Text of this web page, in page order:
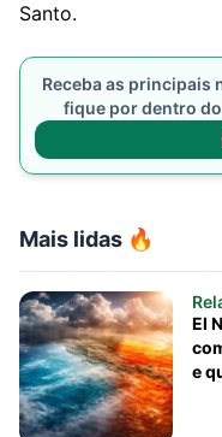
Mais lidas 🔥
El
e
Santo.
Receba as principais
fique por dentro